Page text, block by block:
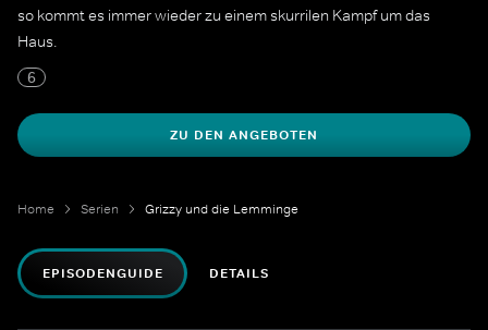
so kommt es immer wieder zu einem skurrilen Kampf um das
Haus.
6
ZU DEN ANGEBOTEN
Home Serien Grizzy und die Lemminge
EPISODENGUIDE DETAILS